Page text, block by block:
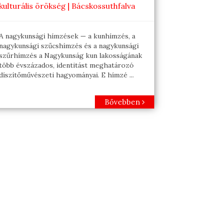
örökség | Bácskossuthfalva
nagykunsági hímzések — a kunhímzés, a
szűcshímzés és a nagykunsági
a Nagykunság kun lakosságának
évszázados, identitást meghatározó
hagyományai. E hímzé ...
Bővebben